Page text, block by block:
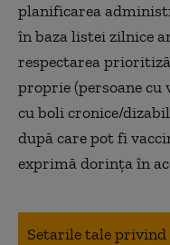
planificarea
în baza listei zilnice
respectarea
proprie (persoane cu
cu boli cronice/
după care pot fi
exprimă dorința în
Setarile tale